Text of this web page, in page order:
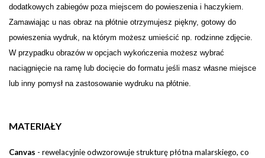
dodatkowych zabiegów poza miejscem do powieszenia i haczykiem.
Zamawiając u nas obraz na płótnie otrzymujesz piękny, gotowy do
powieszenia wydruk, na którym możesz umieścić np. rodzinne zdjęcie.
W przypadku obrazów w opcjach wykończenia możesz wybrać
naciągnięcie na ramę lub docięcie do formatu jeśli masz własne miejsce
lub inny pomysł na zastosowanie wydruku na płótnie.
MATERIAŁY
Canvas - rewelacyjnie odwzorowuje strukturę płótna malarskiego, co